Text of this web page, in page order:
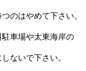
のはやめて下さい。
車場や太東海岸の
ないで下さい。